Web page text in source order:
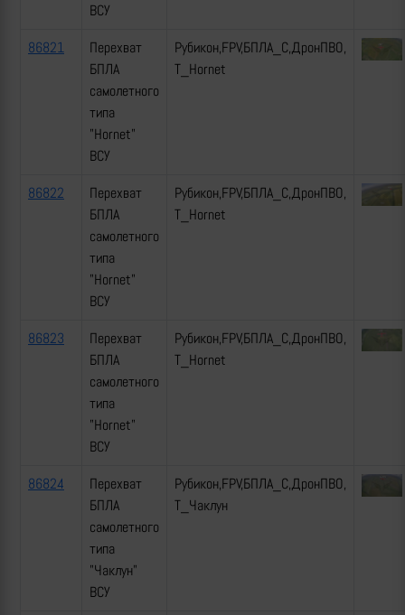
ВСУ
86821
Перехват
БПЛА
самолетного
типа
"Hornet"
ВСУ
Рубикон,FPV,БПЛА_С,ДронПВО,
Т_Hornet
86822
Перехват
БПЛА
самолетного
типа
"Hornet"
ВСУ
Рубикон,FPV,БПЛА_С,ДронПВО,
Т_Hornet
86823
Перехват
БПЛА
самолетного
типа
"Hornet"
ВСУ
Рубикон,FPV,БПЛА_С,ДронПВО,
Т_Hornet
86824
Перехват
БПЛА
самолетного
типа
"Чаклун"
ВСУ
Рубикон,FPV,БПЛА_С,ДронПВО,
Т_Чаклун